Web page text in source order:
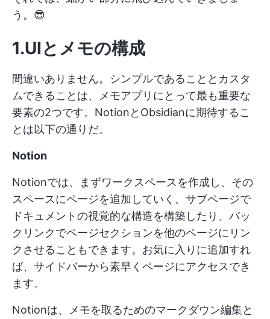
う。😎
1.UIとメモの構成
間違いありません。シンプルであることとカスタ
ムできることは、メモアプリにとって最も重要な
要素の2つです。NotionとObsidianに期待するこ
とは以下の通りだ。
Notion
Notionでは、まずワークスペースを作成し、その
スペースにページを追加していく。サブページで
ドキュメントの視覚的な構造を構築したり、バッ
クリンクでページセクションを他のページにリン
クさせることもできます。お気に入りに追加すれ
ば、サイドバーから素早くページにアクセスでき
ます。
Notionは、メモを取るためのマークダウン編集と